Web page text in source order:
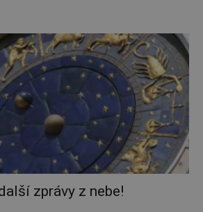
zprávy z nebe!